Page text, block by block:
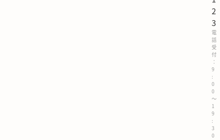
2
3
電
話
受
付
：
9
:
0
0
～
1
9
:
3
0